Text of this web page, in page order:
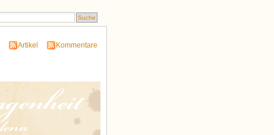
Artikel Kommentare